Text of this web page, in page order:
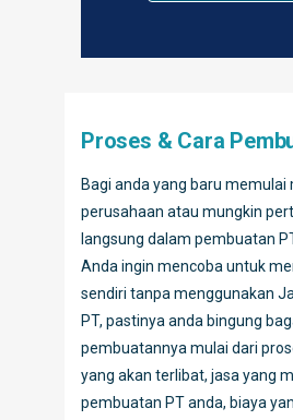
Proses & Cara
Bagi anda yang baru memulai
perusahaan atau mungkin
langsung dalam pembuatan
Anda ingin mencoba untuk
sendiri tanpa menggunakan
PT, pastinya anda bingung
pembuatannya mulai dari
yang akan terlibat, jasa yang
pembuatan PT anda, biaya